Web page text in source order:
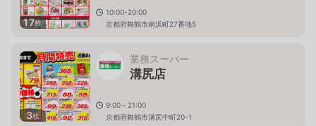
17枚
10:00-20:00
京都府舞鶴市南浜町27番地5
3枚
業務スーパー
溝尻店
9:00～21:00
京都府舞鶴市溝尻中町20-1